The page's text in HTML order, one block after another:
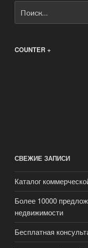
COUNTER +
СВЕЖИЕ ЗАПИСИ
Каталог
Более 10000
недвижимости
Бесплатная